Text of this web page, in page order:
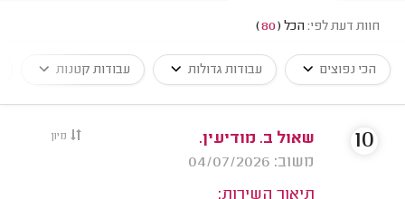
חוות דעת לפי: הכל (
80
)
הכי נפוצים עבודות גדולות עבודות קטנות
מיון
שאול ב. מודיעין.
משוב: 04/07/2026
תיאור השירות:
10